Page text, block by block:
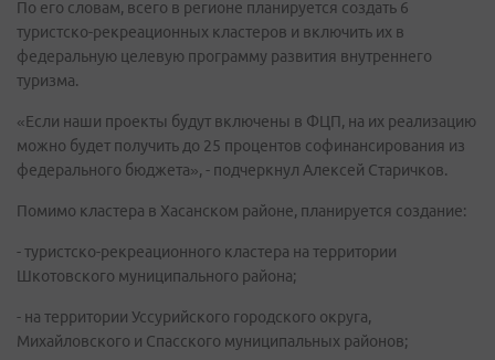
По его словам, всего в регионе планируется создать 6
туристско-рекреационных кластеров и включить их в
федеральную целевую программу развития внутреннего
туризма.
«Если наши проекты будут включены в ФЦП, на их реализацию
можно будет получить до 25 процентов софинансирования из
федерального бюджета», - подчеркнул Алексей Старичков.
Помимо кластера в Хасанском районе, планируется создание:
- туристско-рекреационного кластера на территории
Шкотовского муниципального района;
- на территории Уссурийского городского округа,
Михайловского и Спасского муниципальных районов;